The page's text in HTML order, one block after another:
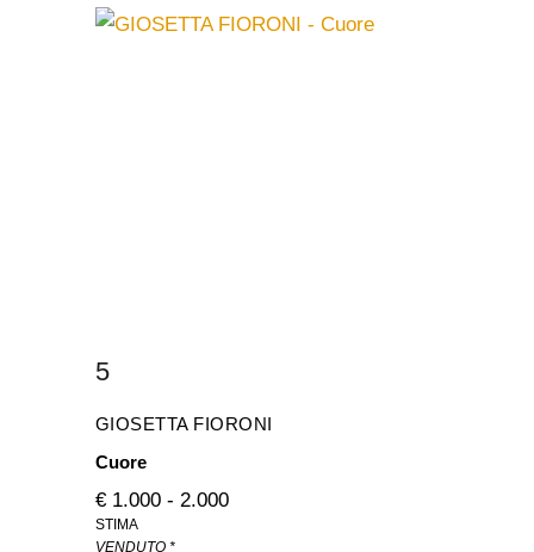
5
GIOSETTA FIORONI
Cuore
€ 1.000 - 2.000
STIMA
VENDUTO *